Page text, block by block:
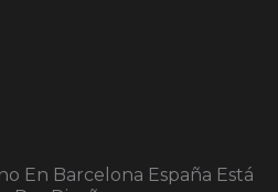
En Barcelona España Está